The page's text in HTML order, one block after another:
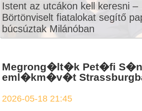
Istent az utcákon kell keresni –
Börtönviselt fiatalokat segítő
búcsúztak Milánóban
Megrong�lt�k Pet�fi
eml�km�v�t
2026-05-18 21:45